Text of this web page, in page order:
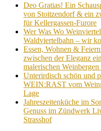
Deo Gratias! Ein
von Stoitzendorf & ein
für Kellergassen-Furore
Wer Was Wo
Waldviertelbahn – wir
Essen, Wohnen &
zwischen der Eleganz
malerischen
Unterirdisch schön und
WEIN:RAST vom
Lage
Jahreszeitenküche im
Genuss im Zündwerk
Strasshof